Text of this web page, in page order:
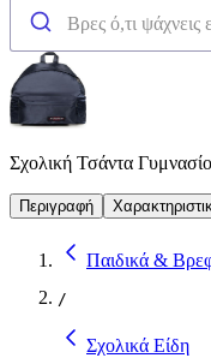
Σχολική Τσάντα
Περιγραφή
Παιδικά &
/
Σχολικά Είδη